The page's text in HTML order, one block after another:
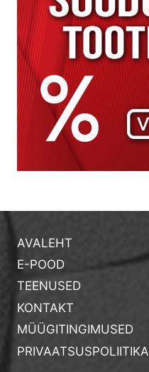
AVALEHT
E-POOD
TEENUSED
KONTAKT
MÜÜGITINGIMUSED
PRIVAATSUSPOLIITIKA